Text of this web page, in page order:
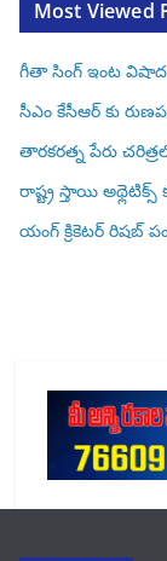
Most Viewed
గీతా సింగ్ ఇంట
సీఎం కేసీఆర్ కు
తారకరత్న పేరు
రాష్ట్ర స్తాయి అథ్లెటిక్స్
యంగ్ క్రికెటర్ రిషబ్